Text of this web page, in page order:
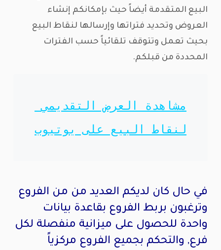
البيع المتقدمة أيضاً حيث بإمكانكم إنشاء
العروض وتحديد فتراتها وإرسالها لنقاط البيع
بحيث تعمل وتتوقف تلقائياً حسب الفترات
المحددة من قبلكم.
مشاهدة العرض التقديمي
لنقاط البيع على يوتيوب
في حال كان لديكم العديد من من الفروع
وترغبون بربط الفروع بقاعدة بيانات
واحدة للحصول على ميزانية منفصلة لكل
فرع, والتحكم بجميع الفروع مركزياً